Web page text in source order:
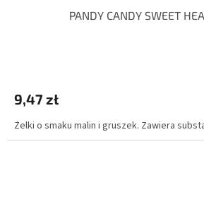
PANDY CANDY SWEET
9,47 zł
Żelki o smaku malin i gruszek. Zawiera